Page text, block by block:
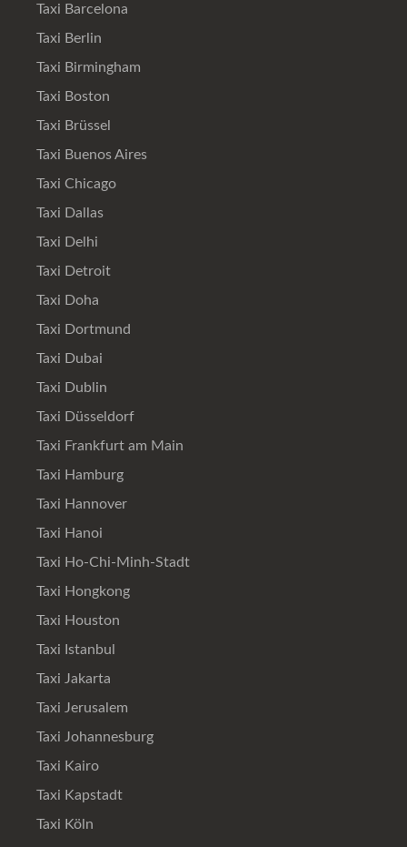
Taxi Barcelona
Taxi Berlin
Taxi Birmingham
Taxi Boston
Taxi Brüssel
Taxi Buenos Aires
Taxi Chicago
Taxi Dallas
Taxi Delhi
Taxi Detroit
Taxi Doha
Taxi Dortmund
Taxi Dubai
Taxi Dublin
Taxi Düsseldorf
Taxi Frankfurt am Main
Taxi Hamburg
Taxi Hannover
Taxi Hanoi
Taxi Ho-Chi-Minh-Stadt
Taxi Hongkong
Taxi Houston
Taxi Istanbul
Taxi Jakarta
Taxi Jerusalem
Taxi Johannesburg
Taxi Kairo
Taxi Kapstadt
Taxi Köln